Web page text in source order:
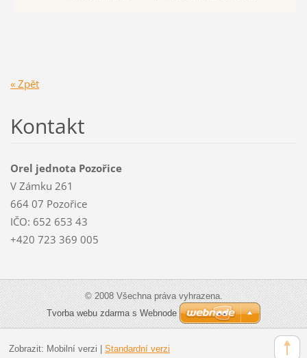
« Zpět
Kontakt
Orel jednota Pozořice
V Zámku 261
664 07 Pozořice
IČO: 652 653 43
+420 723 369 005
© 2008 Všechna práva vyhrazena.
Tvorba webu zdarma s Webnode
Zobrazit: Mobilní verzi Standardní verzi